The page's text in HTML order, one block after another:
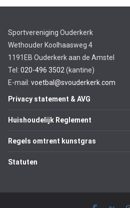
Sportvereniging Ouderkerk
Wethouder Koolhaasweg 4
1191EB Ouderkerk aan de Amstel
Tel: 020-496 3502 (kantine)
E-mail: voetbal@svouderkerk.com
Privacy statement & AVG
Huishoudelijk Reglement
Regels omtrent kunstgras
Statuten